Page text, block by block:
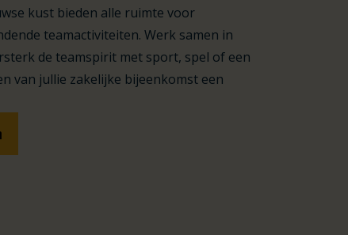
kust bieden alle ruimte voor
teamactiviteiten. Werk samen in
de teamspirit met sport, spel of een
van jullie zakelijke bijeenkomst een